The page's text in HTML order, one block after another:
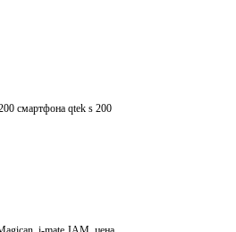
смартфона qtek s 200